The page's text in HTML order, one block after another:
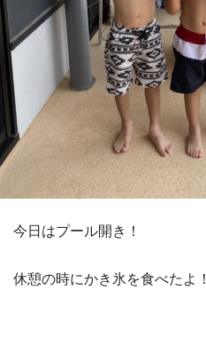
今日はプール開き！
休憩の時にかき氷を食べたよ！